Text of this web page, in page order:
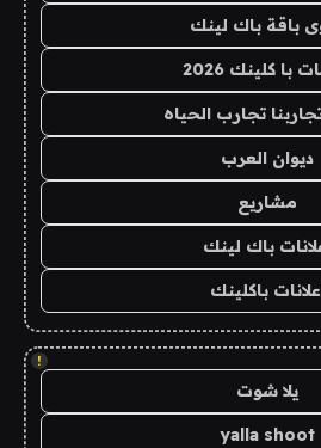
باقة باك لينك
با كلينك 2026
تجارب الحياه
ديوان العرب
مشاريع
باك لينك
باكلينك
!
يلا شوت
yalla shoot